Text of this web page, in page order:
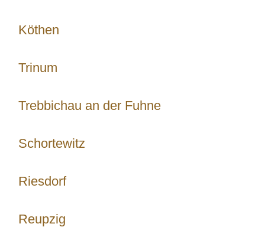
Köthen
Trinum
Trebbichau an der Fuhne
Schortewitz
Riesdorf
Reupzig